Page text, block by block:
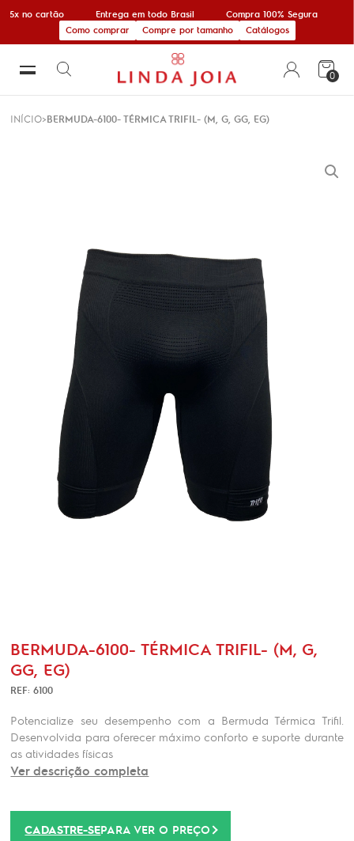
5x no cartão Entrega em todo Brasil Compra 100% Segura
Como comprar
Compre por tamanho Catálogos
0
INÍCIO BERMUDA-6100- TÉRMICA TRIFIL- (M, G, GG, EG)
BERMUDA-6100- TÉRMICA TRIFIL- (M, G,
GG, EG)
REF: 6100
Potencialize seu desempenho com a Bermuda Térmica Trifil.
Desenvolvida para oferecer máximo conforto e suporte durante
as atividades físicas
Ver descrição completa
CADASTRE-SEPARA VER O PREÇO